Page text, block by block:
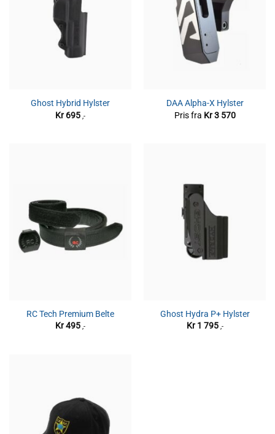
Ghost Hybrid Hylster
Kr695 ,-
DAA Alpha-X Hylster
Pris fra Kr3 570
RC Tech Premium Belte
Kr495 ,-
Ghost Hydra P+ Hylster
Kr1 795 ,-